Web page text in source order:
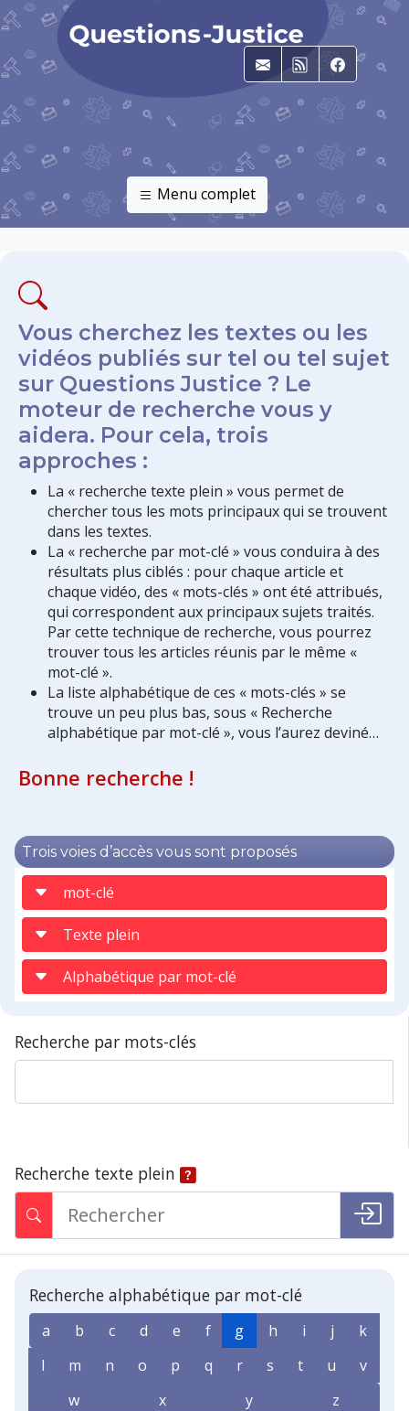
E-mailRSS
Menu complet
Vous cherchez les textes ou les
vidéos publiés sur tel ou tel sujet
sur Questions Justice ? Le
moteur de recherche vous y
aidera. Pour cela, trois
approches :
La « recherche texte plein » vous permet de
chercher tous les mots principaux qui se trouvent
dans les textes.
La « recherche par mot-clé » vous conduira à des
résultats plus ciblés : pour chaque article et
chaque vidéo, des « mots-clés » ont été attribués,
qui correspondent aux principaux sujets traités.
Par cette technique de recherche, vous pourrez
trouver tous les articles réunis par le même «
mot-clé ».
La liste alphabétique de ces « mots-clés » se
trouve un peu plus bas, sous « Recherche
alphabétique par mot-clé », vous l’aurez deviné…
Bonne recherche !
Trois voies d’accès vous sont proposés
mot-clé
Texte plein
Alphabétique par mot-clé
Recherche par mots-clés
Recherche texte plein
Recherche alphabétique par mot-clé
a b c d e f g h i j
k
l
m n o p q r s t u
v
w
x y z